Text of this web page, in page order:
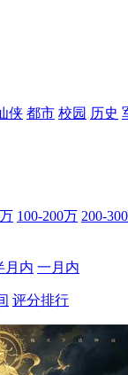
侠 都市 校园 历史
100-200万 200-
月内 一月内
评分排行